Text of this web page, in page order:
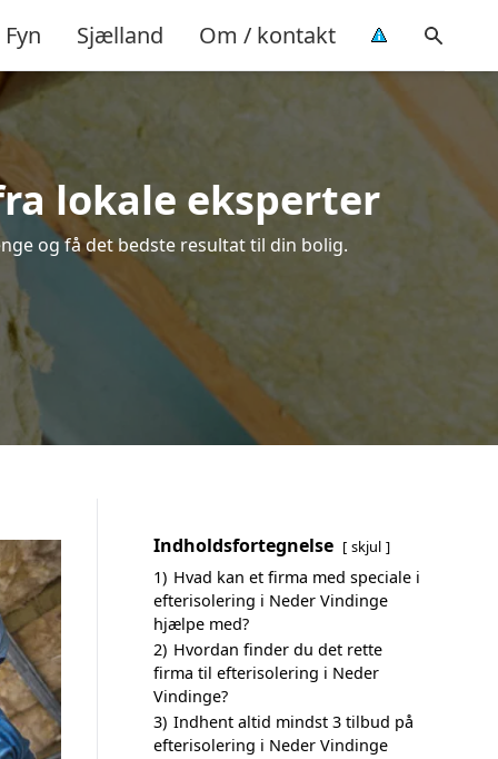
Fyn Sjælland Om / kontakt
lokale eksperter
og få det bedste resultat til din bolig.
Indholdsfortegnelse skjul
1) Hvad kan et firma med speciale i
efterisolering i Neder Vindinge
hjælpe med?
2) Hvordan finder du det rette
firma til efterisolering i Neder
Vindinge?
3) Indhent altid mindst 3 tilbud på
efterisolering i Neder Vindinge